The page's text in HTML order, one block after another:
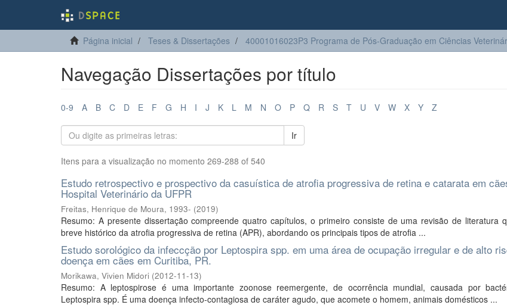
Página inicial Teses & Dissertações 40001016023P3 Programa de Pós-Graduação em Ciências
Navegação Dissertações por título
0-9 A B C D E F G H I J K L M N O P Q R S T U V W X Y Z
Ir
Itens para a visualização no momento 269-288 of 540
Estudo retrospectivo e prospectivo da casuística de atrofia progressiva de retina e catarata em
Hospital Veterinário da UFPR
Freitas, Henrique de Moura, 1993- (2019)
Resumo: A presente dissertação compreende quatro capítulos, o primeiro consiste de uma revisão de literatura
breve histórico da atrofia progressiva de retina (APR), abordando os principais tipos de atrofia ...
Estudo sorológico da infeccção por Leptospira spp. em uma área de ocupação irregular e de alto
doença em cães em Curitiba, PR.
Morikawa, Vivien Midori (2012-11-13)
Resumo: A leptospirose é uma importante zoonose reemergente, de ocorrência mundial, causada por
Leptospira spp. É uma doença infecto-contagiosa de caráter agudo, que acomete o homem, animais domésticos ...